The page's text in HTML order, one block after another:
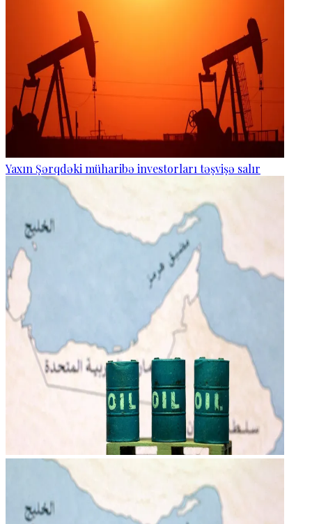
Yaxın Şərqdəki müharibə investorları təşvişə salır